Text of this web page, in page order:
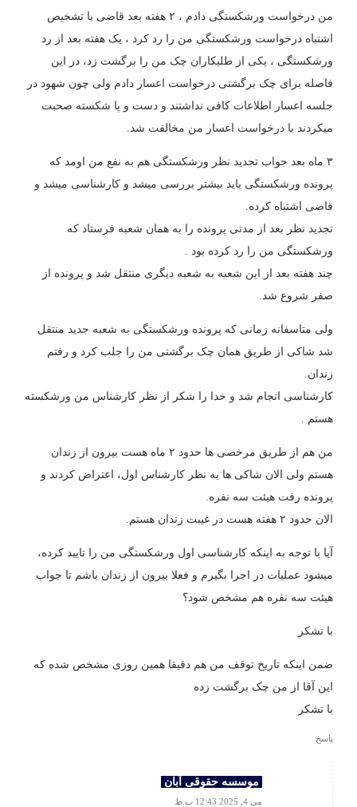
من درخواست ورشکستگی دادم ، ۲ هفته بعد قاضی با تشخیص
اشتباه درخواست ورشکستگی من را رد کرد ، یک هفته بعد از رد
ورشکستگی ، یکی از طلبکاران چک من را برگشت زد، در این
فاصله برای چک برگشتی درخواست اعسار دادم ولی چون شهود در
جلسه اعسار اطلاعات کافی نداشتند و دست و پا شکسته صحبت
میکردند با درخواست اعسار من مخالفت شد.
۳ ماه بعد جواب تجدید نظر ورشکستگی هم به نفع من اومد که
پرونده ورشکستگی باید بیشتر بررسی میشد و کارشناسی میشد و
قاضی اشتباه کرده.
تجدید نظر بعد از مدتی پرونده را به همان شعبه فرستاد که
ورشکستگی من را رد کرده بود .
چند هفته بعد از این شعبه به شعبه دیگری منتقل شد و پرونده از
صفر شروع شد.
ولی متاسفانه زمانی که پرونده ورشکستگی به شعبه جدید منتقل
شد شاکی از طریق همان چک برگشتی من را جلب کرد و رفتم
زندان.
کارشناسی انجام شد و خدا را شکر از نظر کارشناس من ورشکسته
هستم .
من هم از طریق مرخصی ها حدود ۲ ماه هست بیرون از زندان
هستم ولی الان شاکی ها به نظر کارشناس اول، اعتراض کردند و
پرونده رفت هیئت سه نفره.
الان حدود ۲ هفته هست در غیبت زندان هستم.
آیا با توجه به اینکه کارشناسی اول ورشکستگی من را تایید کرده،
میشود عملیات در اجرا بگیرم و فعلا بیرون از زندان باشم تا جواب
هیئت سه نفره هم مشخص شود؟
با تشکر
ضمن اینکه تاریخ توقف من هم دقیقا همین روزی مشخص شده که
این آقا از من چک برگشت زده
با تشکر
پاسخ
موسسه حقوقی آبان
می 4, 2025 12:43 ب.ظ